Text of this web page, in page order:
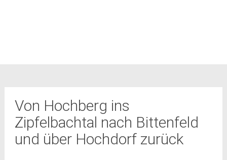
Von Hochberg ins
Zipfelbachtal nach Bittenfeld
und über Hochdorf zurück